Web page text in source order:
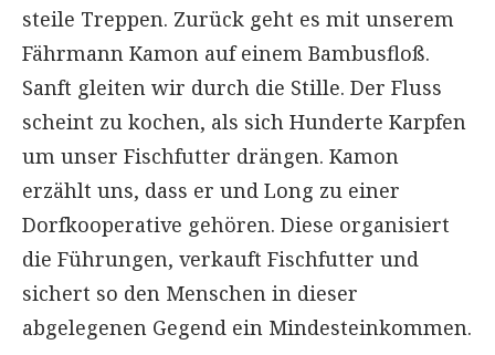
steile Treppen. Zurück geht es mit unserem
Fährmann Kamon auf einem Bambusfloß.
Sanft gleiten wir durch die Stille. Der Fluss
scheint zu kochen, als sich Hunderte Karpfen
um unser Fischfutter drängen. Kamon
erzählt uns, dass er und Long zu einer
Dorfkooperative gehören. Diese organisiert
die Führungen, verkauft Fischfutter und
sichert so den Menschen in dieser
abgelegenen Gegend ein Mindesteinkommen.